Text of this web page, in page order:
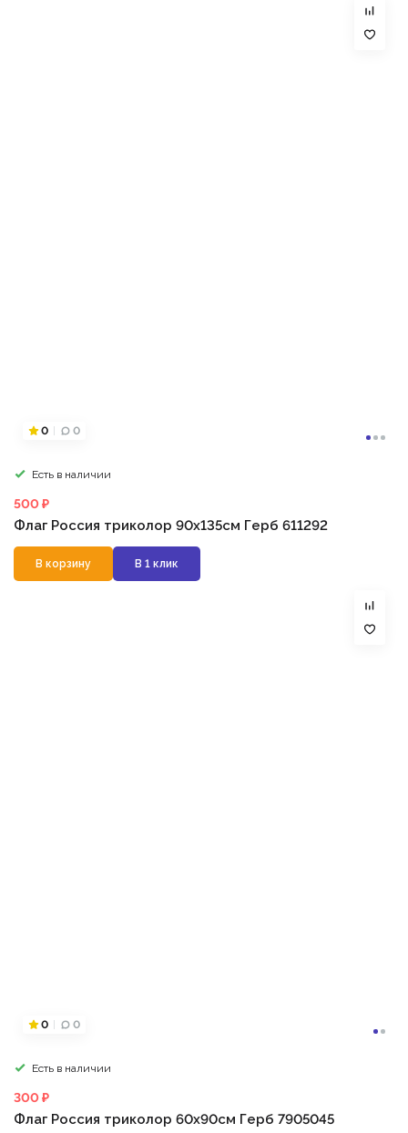
0 0
Есть в наличии
500 ₽
Флаг Россия триколор 90х135см Герб 611292
В корзину В 1 клик
0 0
Есть в наличии
300 ₽
Флаг Россия триколор 60х90см Герб 7905045